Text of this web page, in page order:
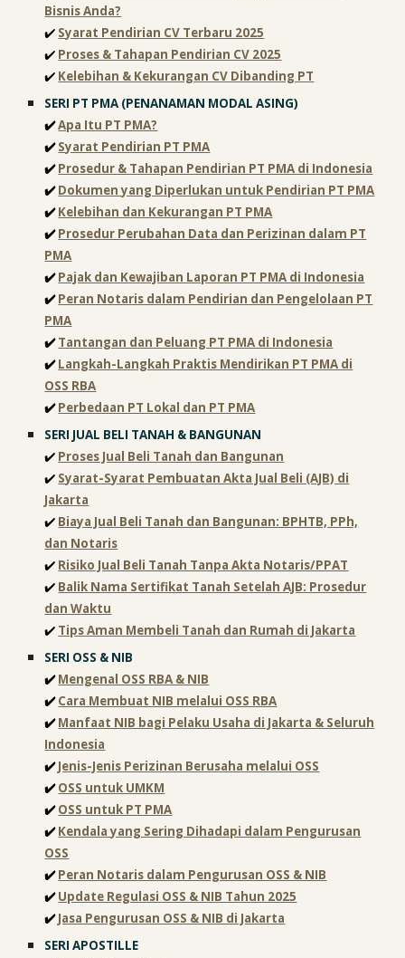
Bisnis Anda?
✔️ Syarat Pendirian CV Terbaru 2025
✔️ Proses & Tahapan Pendirian CV 2025
✔️ Kelebihan & Kekurangan CV Dibanding PT
SERI PT PMA (PENANAMAN MODAL ASING)
✔️Apa Itu PT PMA?
✔️Syarat Pendirian PT PMA
✔️Prosedur & Tahapan Pendirian PT PMA di Indonesia
✔️Dokumen yang Diperlukan untuk Pendirian PT PMA
✔️Kelebihan dan Kekurangan PT PMA
✔️Prosedur Perubahan Data dan Perizinan dalam PT
PMA
✔️Pajak dan Kewajiban Laporan PT PMA di Indonesia
✔️Peran Notaris dalam Pendirian dan Pengelolaan PT
PMA
✔️Tantangan dan Peluang PT PMA di Indonesia
✔️Langkah-Langkah Praktis Mendirikan PT PMA di
OSS RBA
✔️Perbedaan PT Lokal dan PT PMA
SERI JUAL BELI TANAH & BANGUNAN
✔️ Proses Jual Beli Tanah dan Bangunan
✔️ Syarat-Syarat Pembuatan Akta Jual Beli (AJB) di
Jakarta
✔️ Biaya Jual Beli Tanah dan Bangunan: BPHTB, PPh,
dan Notaris
✔️ Risiko Jual Beli Tanah Tanpa Akta Notaris/PPAT
✔️ Balik Nama Sertifikat Tanah Setelah AJB: Prosedur
dan Waktu
✔️ Tips Aman Membeli Tanah dan Rumah di Jakarta
SERI OSS & NIB
✔️Mengenal OSS RBA & NIB
✔️Cara Membuat NIB melalui OSS RBA
✔️Manfaat NIB bagi Pelaku Usaha di Jakarta & Seluruh
Indonesia
✔️Jenis-Jenis Perizinan Berusaha melalui OSS
✔️OSS untuk UMKM
✔️OSS untuk PT PMA
✔️Kendala yang Sering Dihadapi dalam Pengurusan
OSS
✔️Peran Notaris dalam Pengurusan OSS & NIB
✔️Update Regulasi OSS & NIB Tahun 2025
✔️Jasa Pengurusan OSS & NIB di Jakarta
SERIAPOSTILLE